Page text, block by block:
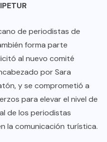
de periodistas de
forma parte
al nuevo comité
por Sara
y se comprometió a
para elevar el nivel de
de los periodistas
la comunicación turística.